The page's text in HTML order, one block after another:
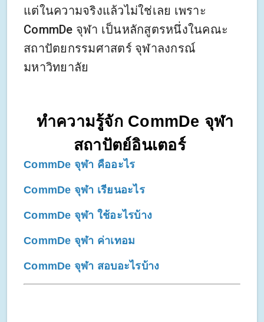
แต่ในความจริงแล้วไม่ใช่เลย เพราะ
CommDe จุฬา เป็นหลักสูตรหนึ่งในคณะ
สถาปัตยกรรมศาสตร์ จุฬาลงกรณ์
มหาวิทยาลัย
ทำความรู้จัก CommDe จุฬา
สถาปัตย์อินเตอร์
CommDe จุฬา คืออะไร
CommDe จุฬา เรียนอะไร
CommDe จุฬา ใช้อะไรบ้าง
CommDe จุฬา ค่าเทอม
CommDe จุฬา สอบอะไรบ้าง